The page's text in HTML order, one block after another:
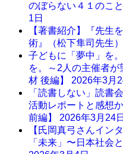
のぼらない４１のこ
1日
【著書紹介】『先生
術』（松下隼司先生）
子どもに「夢中」を
を。～2人の主催者
材 後編】 2026年3月
「読書しない」読書
活動レポートと感想
前編】 2026年3月24日
【氏岡真弓さんイン
「未来」〜日本社会